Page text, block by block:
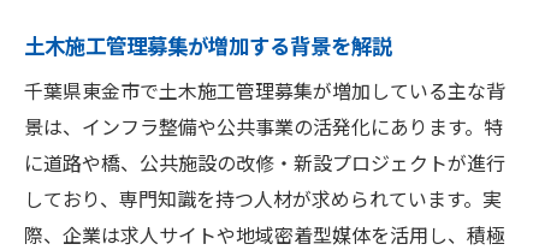
土木施工管理募集が増加する背景を解説
千葉県東金市で土木施工管理募集が増加している主な背
景は、インフラ整備や公共事業の活発化にあります。特
に道路や橋、公共施設の改修・新設プロジェクトが進行
しており、専門知識を持つ人材が求められています。実
際、企業は求人サイトや地域密着型媒体を活用し、積極